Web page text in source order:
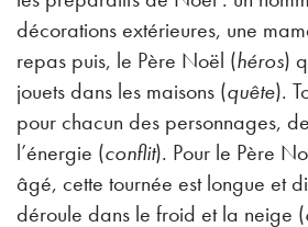
décorations extérieures, une
repas puis, le Père Noël (héros)
jouets dans les maisons (quête).
pour chacun des personnages,
l’énergie (conflit). Pour le Père
âgé, cette tournée est longue et
déroule dans le froid et la neige (